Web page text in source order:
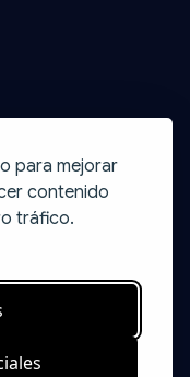
para mejorar
contenido
tráfico.